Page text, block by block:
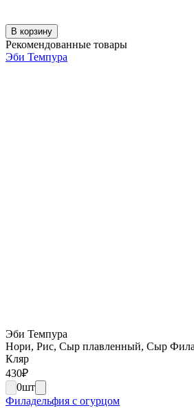
В корзину
Рекомендованные товары
Эби Темпура
Эби Темпура
Нори, Рис, Сыр плавленный, Сыр
Кляр
430₽
0шт
Филадельфия с огурцом